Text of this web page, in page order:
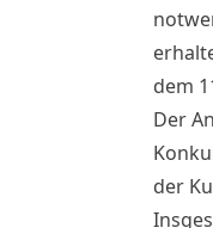
dem
Der
der